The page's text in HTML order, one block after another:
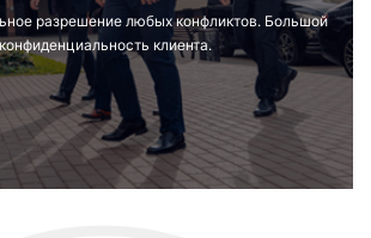
разрешение любых конфликтов. Большой
клиента.